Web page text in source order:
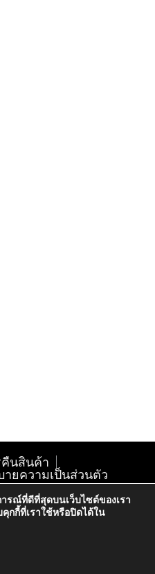
คืนสินค้า
ายความเป็นส่วนตัว
it.com2005
รณ์ที่ดีที่สุดบนเว็บไซต์ของเรา
กกี้ที่เราใช้หรือปิดได้ใน